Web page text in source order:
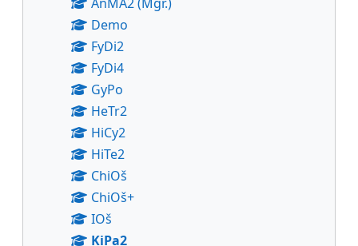
Demo
FyDi2
FyDi4
GyPo
HeTr2
HiCy2
HiTe2
ChiOš
ChiOš+
IOš
KiPa2